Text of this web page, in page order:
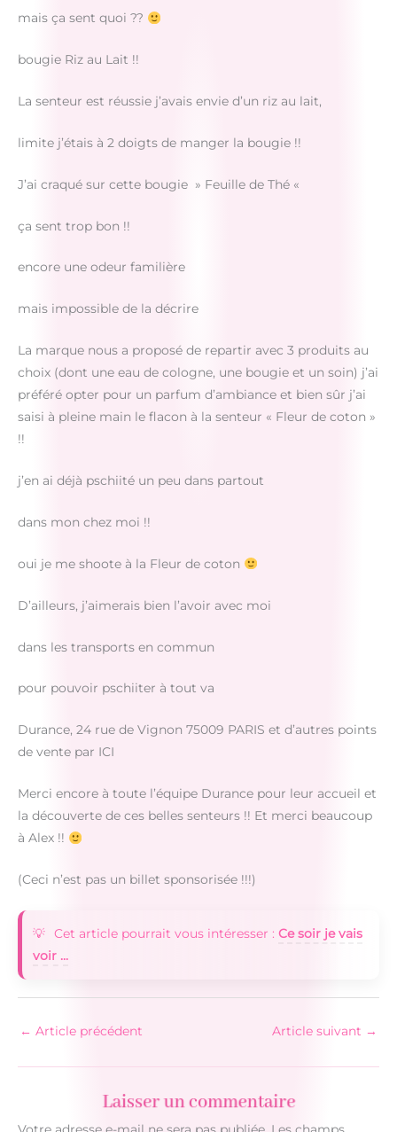
mais ça sent quoi ??
bougie Riz au Lait !!
La senteur est réussie j’avais envie d’un riz au lait,
limite j’étais à 2 doigts de manger la bougie !!
J’ai craqué sur cette bougie » Feuille de Thé «
ça sent trop bon !!
encore une odeur familière
mais impossible de la décrire
La marque nous a proposé de repartir avec 3 produits au
choix (dont une eau de cologne, une bougie et un soin) j’ai
préféré opter pour un parfum d’ambiance et bien sûr j’ai
saisi à pleine main le flacon à la senteur « Fleur de coton »
!!
j’en ai déjà pschiité un peu dans partout
dans mon chez moi !!
oui je me shoote à la Fleur de coton
D’ailleurs, j’aimerais bien l’avoir avec moi
dans les transports en commun
pour pouvoir pschiiter à tout va
Durance, 24 rue de Vignon 75009 PARIS et d’autres points
de vente par ICI
Merci encore à toute l’équipe Durance pour leur accueil et
la découverte de ces belles senteurs !! Et merci beaucoup
à Alex !!
(Ceci n’est pas un billet sponsorisée !!!)
Cet article pourrait vous intéresser : Ce soir je vais
voir ...
← Article précédent Article suivant →
Laisser un commentaire